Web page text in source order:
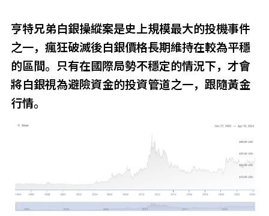
亨特兄弟白銀操縱案是史上規模最大的投機事件
之一，瘋狂破滅後白銀價格長期維持在較為平穩
的區間。只有在國際局勢不穩定的情況下，才會
將白銀視為避險資金的投資管道之一，跟隨黃金
行情。